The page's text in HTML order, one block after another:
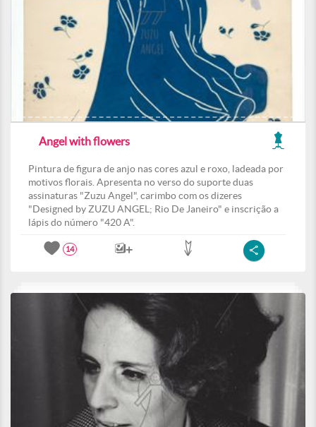
Angel with flowers
Pintura de figura de anjo nas cores azul e roxo, ladeada por
motivos florais. Apresenta no verso do suporte duas
assinaturas "Zuzu Angel", carimbo com os dizeres
"Designed by ZUZU ANGEL; Rio De Janeiro" e inscrição a
lápis do número "420 A".
14